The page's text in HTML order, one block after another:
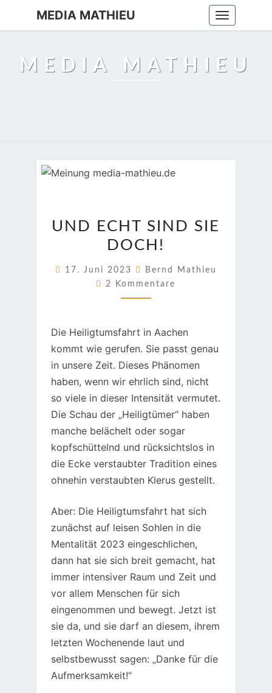
Toggle
navigation
MEDIA MATHIEU
MEDIA MATHIEU
ECHT
SIND
DOCH!
UND ECHT SIND SIE
DOCH!
17. Juni 2023
Bernd Mathieu
Kommentare
2 Kommentare
Die Heiligtumsfahrt in Aachen
kommt wie gerufen. Sie passt genau
in unsere Zeit. Dieses Phänomen
haben, wenn wir ehrlich sind, nicht
so viele in dieser Intensität vermutet.
Die Schau der „Heiligtümer“ haben
manche belächelt oder sogar
kopfschüttelnd und rücksichtslos in
die Ecke verstaubter Tradition eines
ohnehin verstaubten Klerus gestellt.
Aber: Die Heiligtumsfahrt hat sich
zunächst auf leisen Sohlen in die
Mentalität 2023 eingeschlichen,
dann hat sie sich breit gemacht, hat
immer intensiver Raum und Zeit und
vor allem Menschen für sich
eingenommen und bewegt. Jetzt ist
sie da, und sie darf an diesem, ihrem
letzten Wochenende laut und
selbstbewusst sagen: „Danke für die
Aufmerksamkeit!“